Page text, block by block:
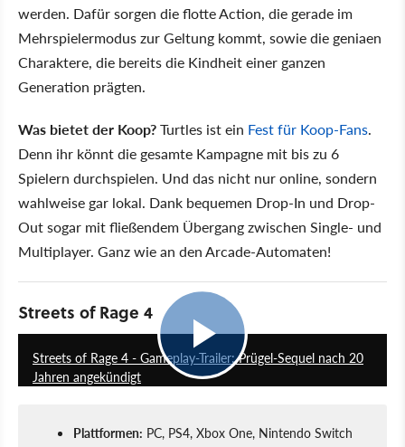
werden. Dafür sorgen die flotte Action, die gerade im
Mehrspielermodus zur Geltung kommt, sowie die geniaen
Charaktere, die bereits die Kindheit einer ganzen
Generation prägten.
Was bietet der Koop?Turtles ist ein Fest für Koop-Fans.
Denn ihr könnt die gesamte Kampagne mit bis zu 6
Spielern durchspielen. Und das nicht nur online, sondern
wahlweise gar lokal. Dank bequemen Drop-In und Drop-
Out sogar mit fließendem Übergang zwischen Single- und
Multiplayer. Ganz wie an den Arcade-Automaten!
Streets of Rage 4
Streets of Rage 4 - Gameplay-Trailer: Prügel-Sequel nach 20
Jahren angekündigt
Plattformen: PC, PS4, Xbox One, Nintendo Switch